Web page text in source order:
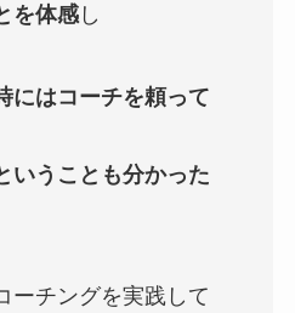
を体感し
にはコーチを頼って
いうことも分かった
ーチングを実践して